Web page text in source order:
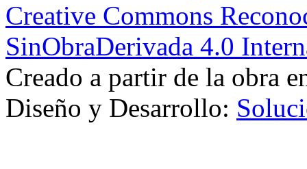
Creative Commons
SinObraDerivada 4.0
Creado a partir de la obra
Diseño y Desarrollo: